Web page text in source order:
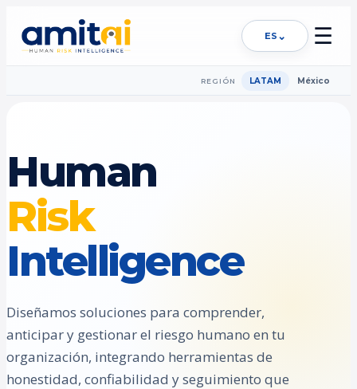
ES ⌄ ☰
REGIÓN LATAM México
Human
Risk
Intelligence
Diseñamos soluciones para comprender,
anticipar y gestionar el riesgo humano en tu
organización, integrando herramientas de
honestidad, confiabilidad y seguimiento que